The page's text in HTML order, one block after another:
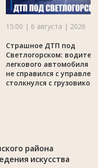
15:00 | 6 августа | 2026
Страшное ДТП под
Светлогорском:
легкового автомобиля
не справился с
столкнулся с
района
искусства